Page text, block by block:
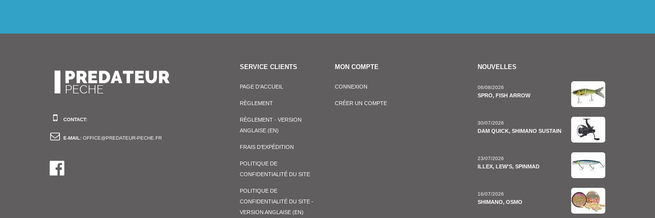
CONTACT:
E-MAIL: OFFICE@PREDATEUR-PECHE.FR
SERVICE CLIENTS
PAGE D'ACCUEIL
RÈGLEMENT
RÈGLEMENT - VERSION
ANGLAISE (EN)
FRAIS D’EXPÉDITION
POLITIQUE DE
CONFIDENTIALITÉ DU SITE
POLITIQUE DE
CONFIDENTIALITÉ DU SITE -
VERSION ANGLAISE (EN)
MON COMPTE
CONNEXION
CRÉER UN COMPTE
NOUVELLES
06/08/2026
SPRO, FISH ARROW
30/07/2026
DAM QUICK, SHIMANO SUSTAIN
23/07/2026
ILLEX, LEW'S, SPINMAD
16/07/2026
SHIMANO, OSMO